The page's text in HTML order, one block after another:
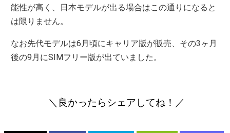
能性が高く、日本モデルが出る場合はこの通りになると
は限りません。
なお先代モデルは6月頃にキャリア版が販売、その3ヶ月
後の9月にSIMフリー版が出ていました。
＼良かったらシェアしてね！／